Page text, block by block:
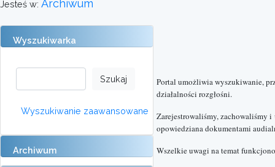
Jesteś w: Archiwum
Wyszukiwarka
Wyszukiwanie zaawansowane
Archiwum
Portal umożliwia wyszukiwanie,
działalności rozgłośni.
Zarejestrowaliśmy, zachowaliśmy
opowiedziana dokumentami
Wszelkie uwagi na temat